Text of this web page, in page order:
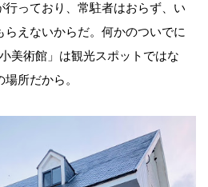
行っており、常駐者はおらず、い
らえないからだ。何かのついでに
美術館」は観光スポットではな
所だから。